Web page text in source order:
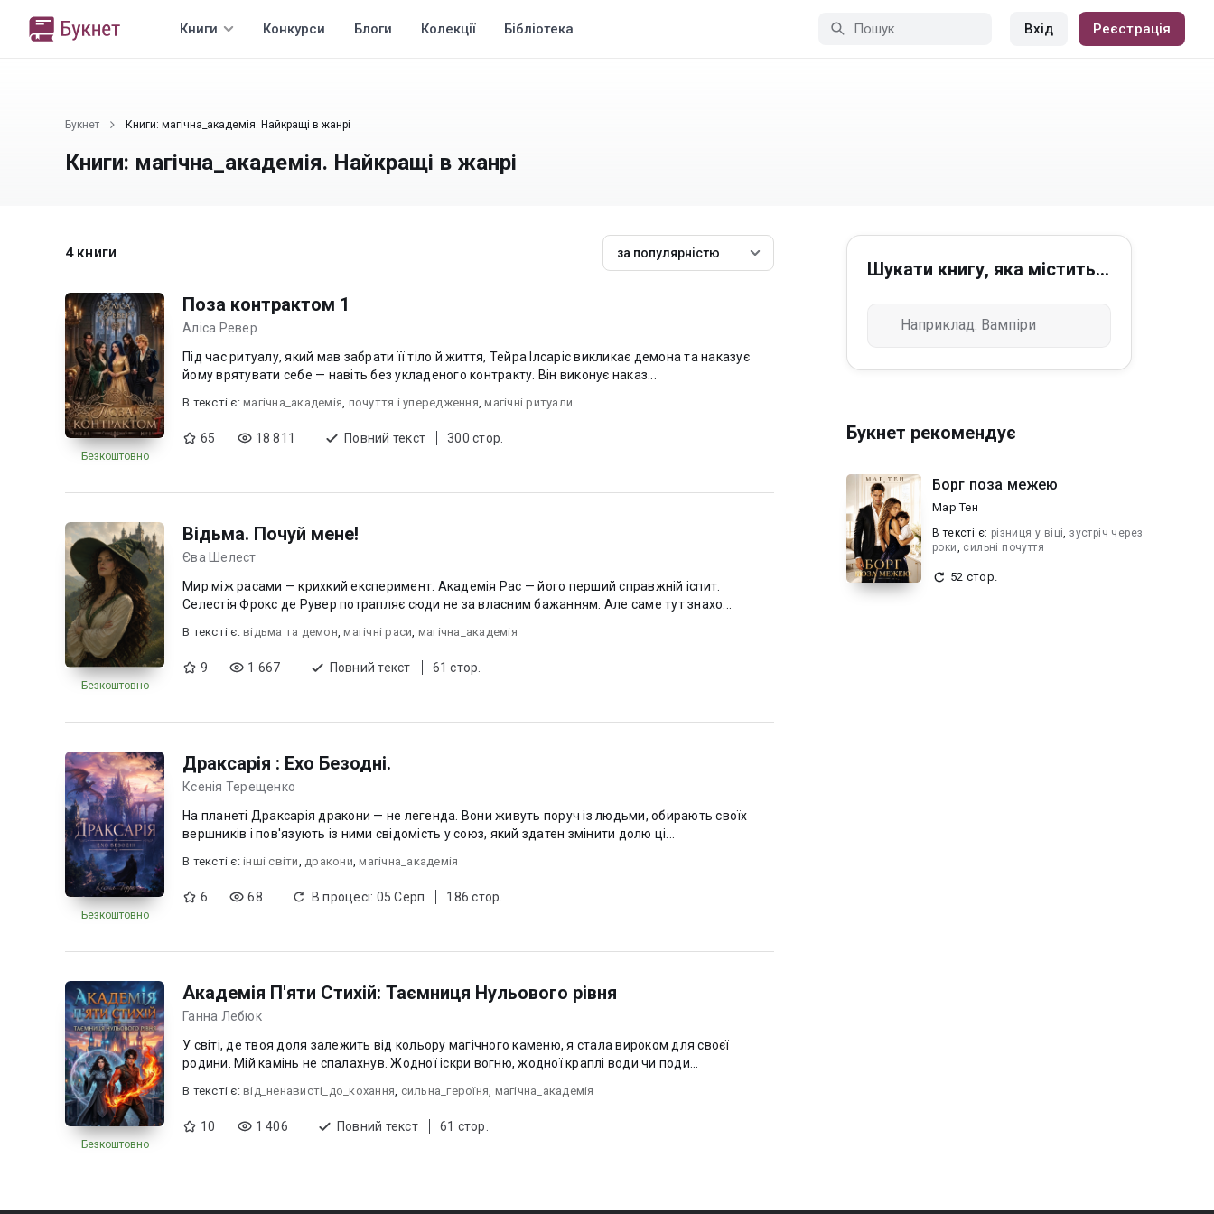
Книги Конкурси Блоги Колекції Бібліотека Вхід Реєстрація
Букнет Книги: магічна_академія. Найкращі в жанрі
Книги: магічна_академія. Найкращі в жанрі
4 книги за популярністю
Безкоштовно
Поза контрактом 1
Аліса Ревер
Під час ритуалу, який мав забрати її тіло й життя, Тейра Ілсаріс викликає демона та наказує
йому врятувати себе — навіть без укладеного контракту. Він виконує наказ...
В текcті є: магічна_академія, почуття і упередження,магічні ритуали
65 18 811 Повний текст 300 стор.
Безкоштовно
Відьма. Почуй мене!
Єва Шелест
Мир між расами — крихкий експеримент. Академія Рас — його перший справжній іспит.
Селестія Фрокс де Рувер потрапляє сюди не за власним бажанням. Але саме тут знахо...
В текcті є: відьма та демон,магічні раси, магічна_академія
9 1 667 Повний текст 61 стор.
Безкоштовно
Драксарія : Ехо Безодні.
Ксенія Терещенко
На планеті Драксарія дракони — не легенда. Вони живуть поруч із людьми, обирають своїх
вершників і пов'язують із ними свідомість у союз, який здатен змінити долю ці...
В текcті є: інші світи, дракони,магічна_академія
6 68 В процесі: 05 Серп 186 стор.
Безкоштовно
Академія П'яти Стихій: Таємниця Нульового рівня
Ганна Лебюк
У світі, де твоя доля залежить від кольору магічного каменю, я стала вироком для своєї
родини. Мій камінь не спалахнув. Жодної іскри вогню, жодної краплі води чи поди...
В текcті є: від_ненависті_до_кохання, сильна_героїня, магічна_академія
10 1 406 Повний текст 61 стор.
Шукати книгу, яка містить...
Букнет рекомендує
Борг поза межею
Мар Тен
В текcті є: різниця у віці,зустріч через
роки, сильні почуття
52 стор.